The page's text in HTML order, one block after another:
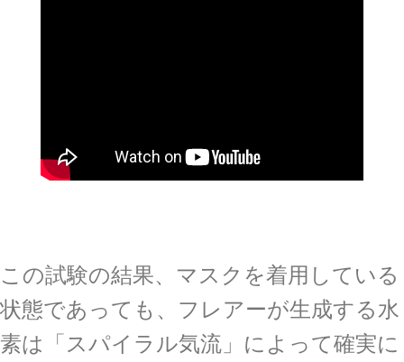
この試験の結果、マスクを着用している
状態であっても、フレアーが生成する水
素は「スパイラル気流」によって確実に